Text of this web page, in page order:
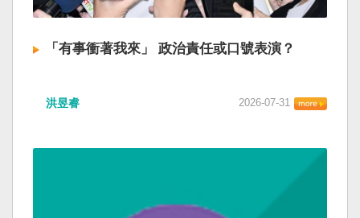
「有事衝著我來」 政治責任或口號表演？
洪昱睿 2026-07-31